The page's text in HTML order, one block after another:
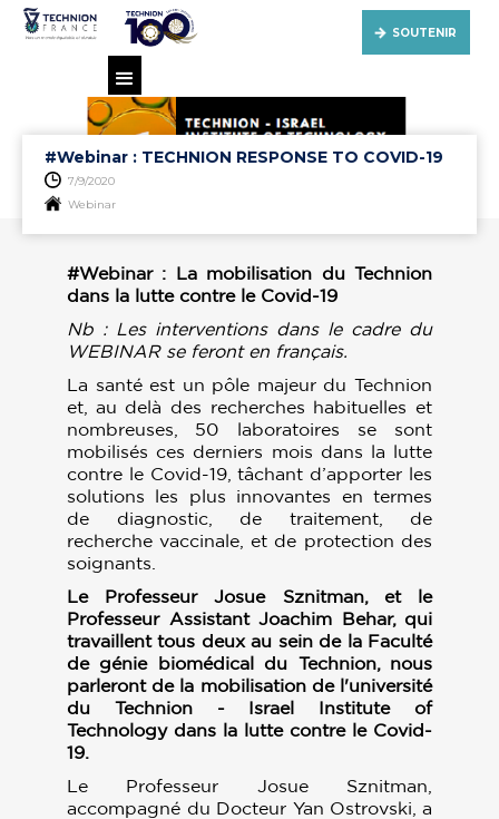
SOUTENIR
#Webinar : TECHNION RESPONSE TO COVID-19
7/9/2020
Webinar
#Webinar : La mobilisation du Technion
dans la lutte contre le Covid-19
Nb : Les interventions dans le cadre du
WEBINAR se feront en français.
La santé est un pôle majeur du Technion
et, au delà des recherches habituelles et
nombreuses, 50 laboratoires se sont
mobilisés ces derniers mois dans la lutte
contre le Covid-19, tâchant d’apporter les
solutions les plus innovantes en termes
de diagnostic, de traitement, de
recherche vaccinale, et de protection des
soignants.
Le Professeur Josue Sznitman, et le
Professeur Assistant Joachim Behar, qui
travaillent tous deux au sein de la Faculté
de génie biomédical du Technion, nous
parleront de la mobilisation de l'université
du Technion - Israel Institute of
Technology dans la lutte contre le Covid-
19.
Le Professeur Josue Sznitman,
accompagné du Docteur Yan Ostrovski, a